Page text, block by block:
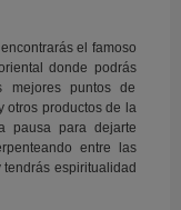
el famoso
donde podrás
puntos de
otros productos de la
pausa para dejarte
entre las
tendrás espiritualidad